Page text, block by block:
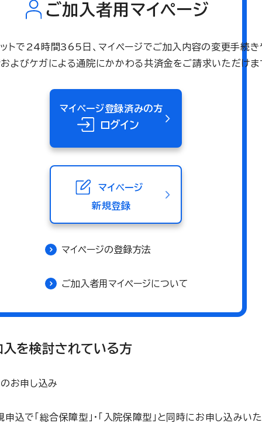
ご加入者用マイページ
ットで24時間365日、マイページでご加入内容の変更手続き
およびケガによる通院にかかわる共済金をご請求いただけま
マイページ登録済みの方
ログイン
マイページ
新規登録
マイページの登録方法
ご加入者用マイページについて
入を検討されている方
のお申し込み
申込で「総合保障型」・「入院保障型」と同時にお申し込みい